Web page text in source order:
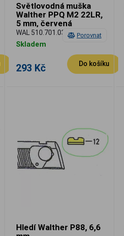
Porovnat
Světlovodná muška
Walther PPQ M2 22LR,
5 mm, červená
WAL 510.701.03
Skladem
293 Kč Do košíku
Hledí Walther P88, 6,6